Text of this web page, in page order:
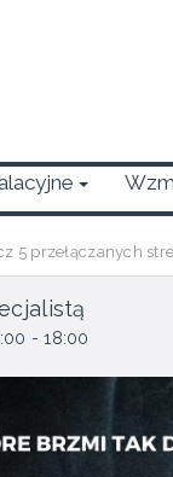
5 przełączanych
- 18:00